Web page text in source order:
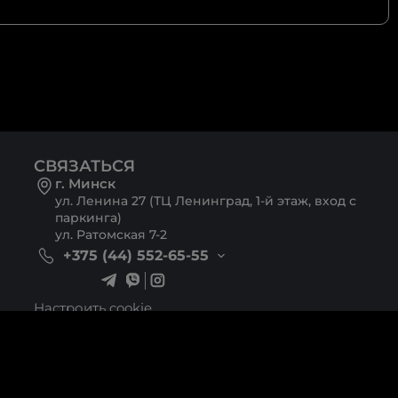
СВЯЗАТЬСЯ
г. Минск
ул. Ленина 27 (ТЦ Ленинград, 1-й этаж, вход с
паркинга)
ул. Ратомская 7-2
+375 (44) 552-65-55
Настроить cookie